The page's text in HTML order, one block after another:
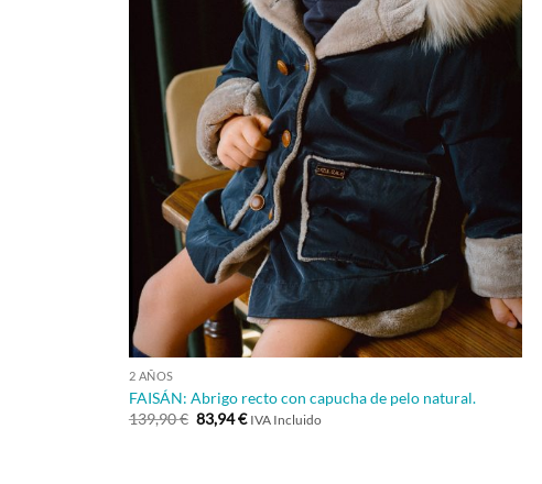
2 AÑOS
FAISÁN: Abrigo recto con capucha de pelo natural.
139,90€ El
precio
83,94€ElIVA Incluido